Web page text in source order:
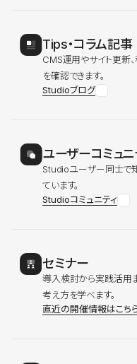
Tips・コラム記事
CMS運用やサイト更新
を確認できます。
Studioブログ
ユーザーコミュニ
Studioユーザー同士で
ています。
Studioコミュニティ
セミナー
導入検討から実践活用
考え方を学べます。
直近の開催情報はこち